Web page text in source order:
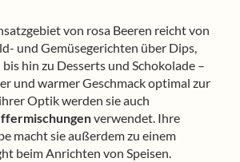
von rosa Beeren reicht von
und Gemüsegerichten über Dips,
hin zu Desserts und Schokolade –
und warmer Geschmack optimal zur
Optik werden sie auch
verwendet. Ihre
macht sie außerdem zu einem
beim Anrichten von Speisen.